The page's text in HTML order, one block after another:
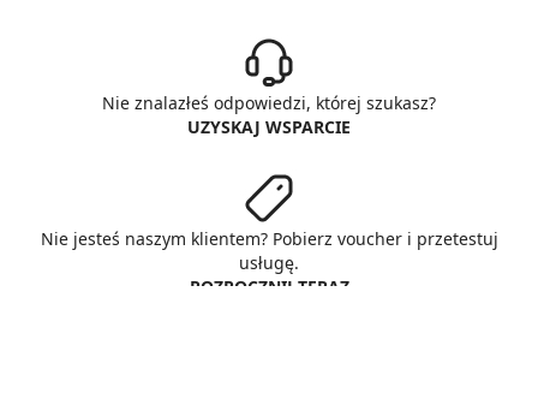
Nie znalazłeś odpowiedzi, której szukasz?
UZYSKAJ WSPARCIE
Nie jesteś naszym klientem? Pobierz voucher i przetestuj
usługę.
ROZPOCZNIJ TERAZ